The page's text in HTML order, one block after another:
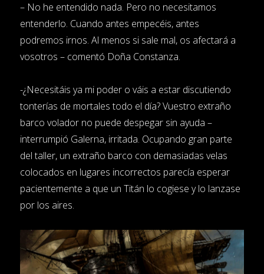
– No he entendido nada. Pero no necesitamos
entenderlo. Cuando antes empecéis, antes
podremos irnos. Al menos si sale mal, os afectará a
vosotros – comentó Doña Constanza.
-¿Necesitáis ya mi poder o váis a estar discutiendo
tonterías de mortales todo el día? Vuestro extraño
barco volador no puede despegar sin ayuda –
interrumpió Galerna, irritada. Ocupando gran parte
del taller, un extraño barco con demasiadas velas
colocados en lugares incorrectos parecía esperar
pacientemente a que un Titán lo cogiese y lo lanzase
por los aires.